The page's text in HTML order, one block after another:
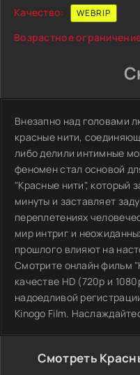
Качество:
WEBRIP
Возрастное
Внезапно над головами
красные нити,
либо делили интимные
феномен стал основой
"Красные нити", который
минуты и заставляет
переплетениях
мир интриг и
прошлого влияют на
Смотрите онлайн фильм
качестве HD (720p и
надоедливой
Kinogo Film.
Смотреть